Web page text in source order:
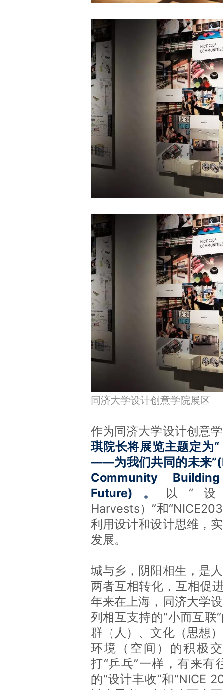
同济大学设计创意学院展区
作为同济大学设计创意
琪院长将展览主题定为
——为我们共同的未来
Community
Future)。 以“设
Harvests）”和
利用设计和设计思维，
发展。
城与乡，阴阳相生，是
两者互相转化，互相促
年来在上海，同济大学
列相互支持的“小而互联
群（人）、文化（思想
环境（空间）的积极
打“乒乓”一样，有来有
的“设计丰收”和“NICE